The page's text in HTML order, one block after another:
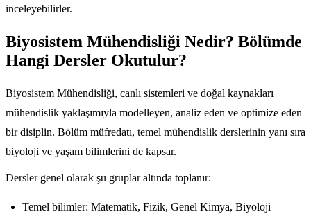
inceleyebilirler.
Biyosistem Mühendisliği Nedir? Bölümde
Hangi Dersler Okutulur?
Biyosistem Mühendisliği, canlı sistemleri ve doğal kaynakları
mühendislik yaklaşımıyla modelleyen, analiz eden ve optimize eden
bir disiplin. Bölüm müfredatı, temel mühendislik derslerinin yanı sıra
biyoloji ve yaşam bilimlerini de kapsar.
Dersler genel olarak şu gruplar altında toplanır:
Temel bilimler: Matematik, Fizik, Genel Kimya, Biyoloji